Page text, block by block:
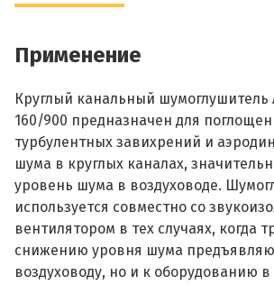
Применение
Круглый канальный шумоглушитель
160/900 предназначен для
турбулентных завихрений и
шума в круглых каналах,
уровень шума в воздуховоде.
используется совместно со
вентилятором в тех случаях, когда
снижению уровня шума
воздуховоду, но и к оборудованию